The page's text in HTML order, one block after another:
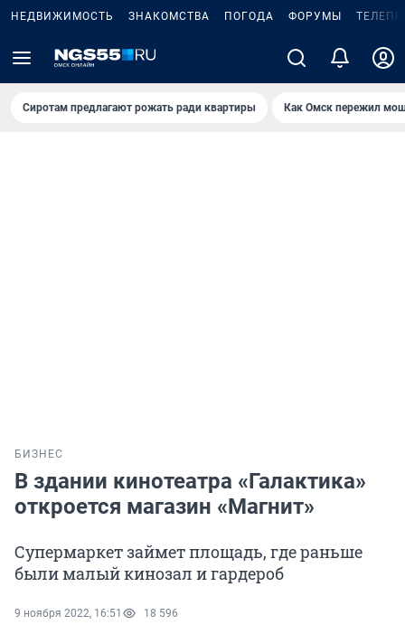
НЕДВИЖИМОСТЬ ЗНАКОМСТВА ПОГОДА ФОРУМЫ
Сиротам предлагают рожать ради квартиры Как Омск пережил
БИЗНЕС
В здании кинотеатра «Галактика»
откроется магазин «Магнит»
Супермаркет займет площадь, где раньше
были малый кинозал и гардероб
9 ноября 2022, 16:51 18 596